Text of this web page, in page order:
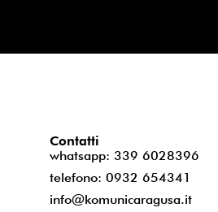
Contatti
whatsapp: 339 6028396
telefono: 0932 654341
info@komunicaragusa.it